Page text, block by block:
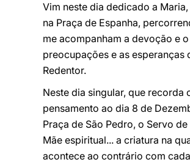
Vim neste dia dedicado a
na Praça de Espanha,
me acompanham a devoção e
preocupações e as esperanças
Redentor.
Neste dia singular, que
pensamento ao dia 8 de
Praça de São Pedro, o Servo
Mãe espiritual... a criatura na
acontece ao contrário com